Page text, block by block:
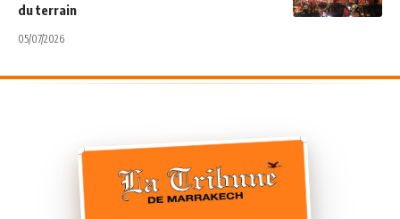
du terrain
05/07/2026